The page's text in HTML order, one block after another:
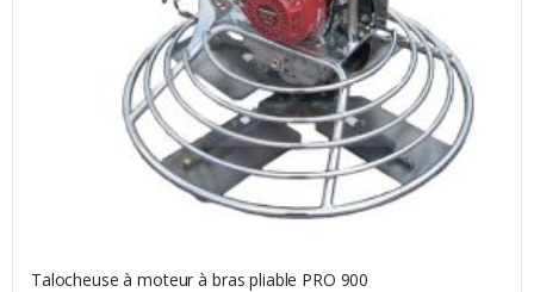
Talocheuse à moteur à bras pliable PRO 900